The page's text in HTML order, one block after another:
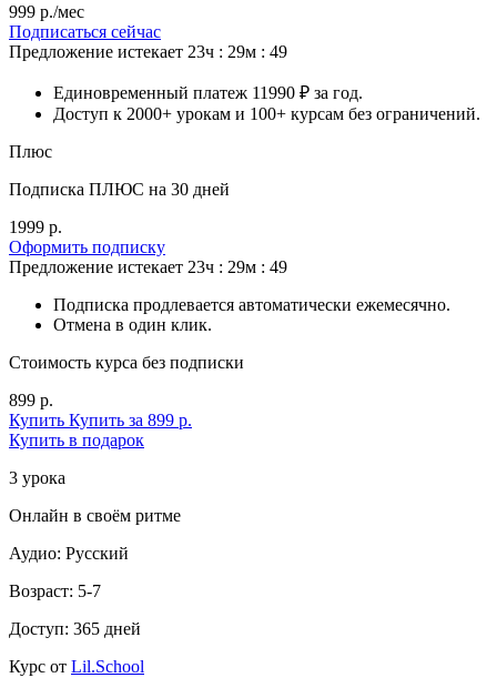
999 р./мес
Подписаться сейчас
Предложение истекает 23ч : 29м : 47
Единовременный платеж 11990 ₽ за год.
Доступ к 2000+ урокам и 100+ курсам без ограничений.
Плюс
Подписка ПЛЮС на 30 дней
1999 р.
Оформить подписку
Предложение истекает 23ч : 29м : 47
Подписка продлевается автоматически ежемесячно.
Отмена в один клик.
Стоимость курса без подписки
899 р.
Купить Купить за 899 р.
Купить в подарок
3 урока
Онлайн в своём ритме
Аудио: Русский
Возраст: 5-7
Доступ: 365 дней
Курс от Lil.School